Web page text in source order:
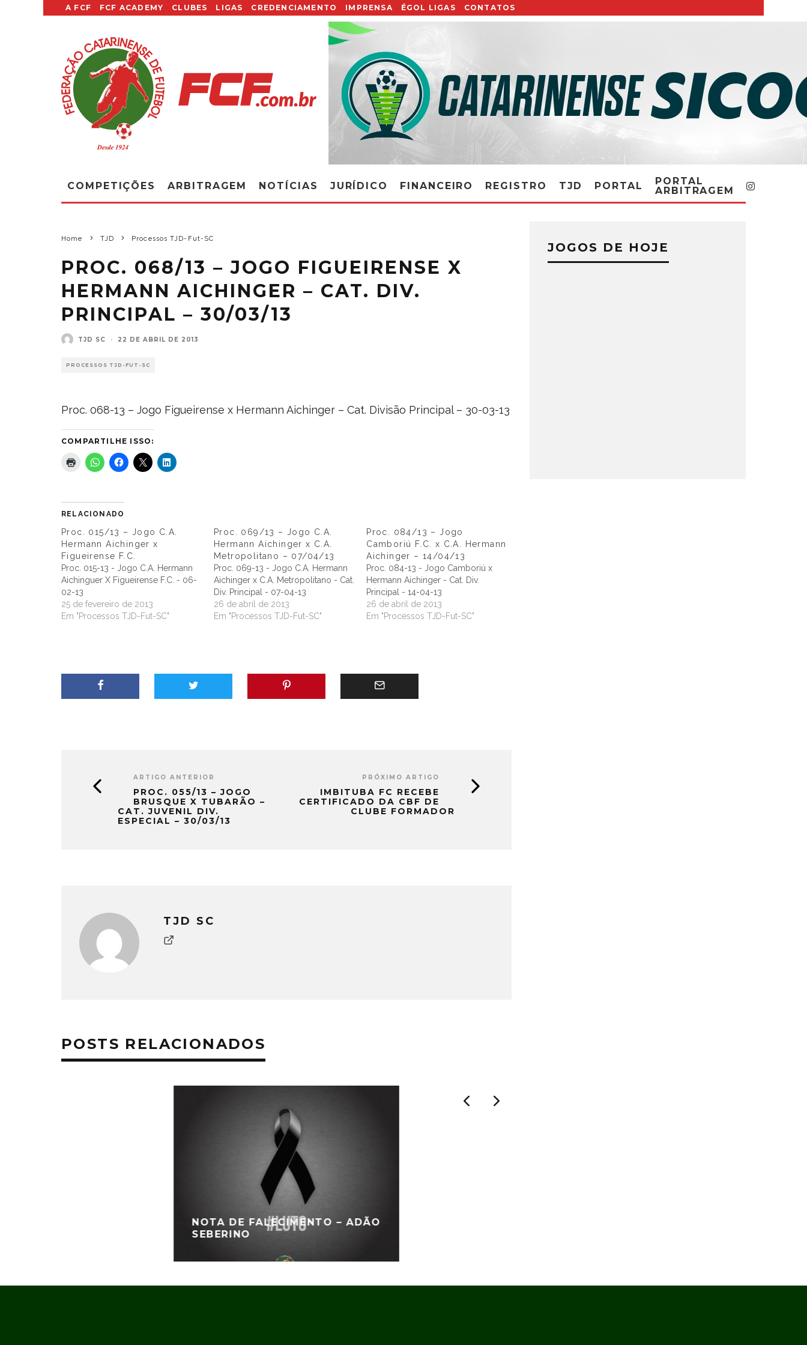
A FCF FCF ACADEMY CLUBES LIGAS CREDENCIAMENTO IMPRENSA ÉGOL LIGAS CONTATOS
COMPETIÇÕES ARBITRAGEM NOTÍCIAS JURÍDICO FINANCEIRO REGISTRO TJD PORTAL
PORTAL
ARBITRAGEM
Home TJD Processos TJD-Fut-SC
PROC. 068/13 – JOGO FIGUEIRENSE X
HERMANN AICHINGER – CAT. DIV.
PRINCIPAL – 30/03/13
TJD SC · 22 DE ABRIL DE 2013
PROCESSOS TJD-FUT-SC
Proc. 068-13 – Jogo Figueirense x Hermann Aichinger – Cat. Divisão Principal – 30-03-13
COMPARTILHE ISSO:
RELACIONADO
Proc. 015/13 – Jogo C.A.
Hermann Aichinger x
Figueirense F.C.
Proc. 015-13 - Jogo C.A. Hermann
Aichinguer X Figueirense F.C. - 06-
02-13
25 de fevereiro de 2013
Em "Processos TJD-Fut-SC"
Proc. 069/13 – Jogo C.A.
Hermann Aichinger x C.A.
Metropolitano – 07/04/13
Proc. 069-13 - Jogo C.A. Hermann
Aichinger x C.A. Metropolitano - Cat.
Div. Principal - 07-04-13
26 de abril de 2013
Em "Processos TJD-Fut-SC"
Proc. 084/13 – Jogo
Camboriú F.C. x C.A. Hermann
Aichinger – 14/04/13
Proc. 084-13 - Jogo Camboriú x
Hermann Aichinger - Cat. Div.
Principal - 14-04-13
26 de abril de 2013
Em "Processos TJD-Fut-SC"
ARTIGO ANTERIOR
PROC. 055/13 – JOGO
BRUSQUE X TUBARÃO –
CAT. JUVENIL DIV.
ESPECIAL – 30/03/13
PRÓXIMO ARTIGO
IMBITUBA FC RECEBE
CERTIFICADO DA CBF DE
CLUBE FORMADOR
TJD SC
POSTS RELACIONADOS
NOTA DE FALECIMENTO – ADÃO
SEBERINO
JOGOS DE HOJE